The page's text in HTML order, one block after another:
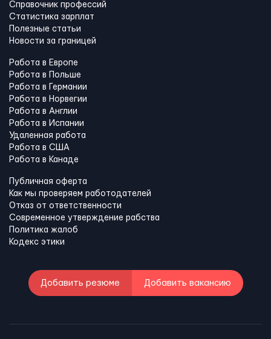
Справочник профессий
Статистика зарплат
Полезные статьи
Новости за границей
Работа в Европе
Работа в Польше
Работа в Германии
Работа в Норвегии
Работа в Англии
Работа в Испании
Удаленная работа
Работа в США
Работа в Канадe
Публичная оферта
Как мы проверяем работодателей
Отказ от ответственности
Современное утверждение рабства
Политика жалоб
Кодекс этики
Добавить резюме Добавить вакансию